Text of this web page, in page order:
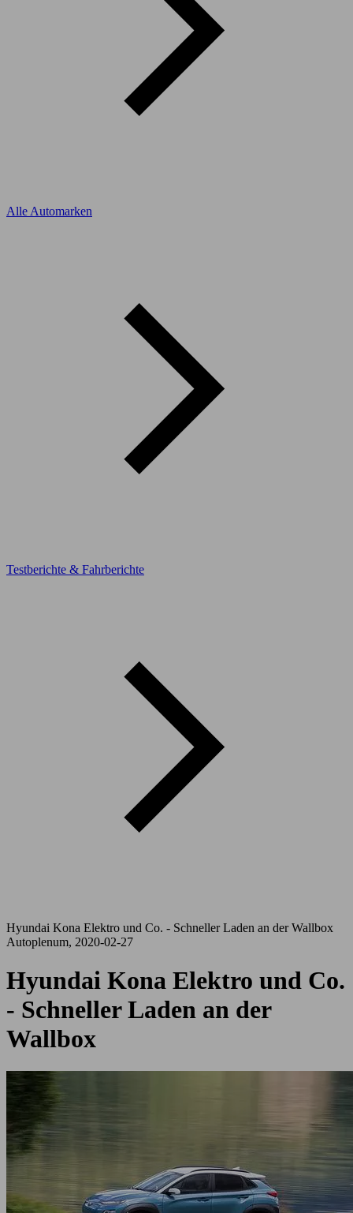
Alle Automarken
Testberichte & Fahrberichte
Hyundai Kona Elektro und Co. - Schneller Laden an der Wallbox
Autoplenum, 2020-02-27
Hyundai Kona Elektro und Co.
- Schneller Laden an der
Wallbox